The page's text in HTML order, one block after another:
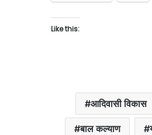
Like this:
आदिवासी विकास
बाल कल्याण